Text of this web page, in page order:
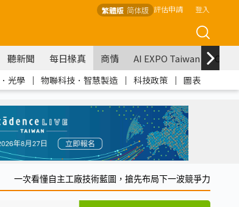
繁體版 简体版 評估申請 登入
聽新聞 每日椽真 商情 AI EXPO Taiwan
光學 ｜ 物聯科技．智慧製造 ｜ 科技政策 ｜ 圖表
一次看懂自主工廠技術藍圖，搶先布局下一波競爭力